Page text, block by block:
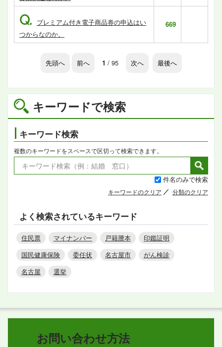
キーワードで検索
キーワード検索
複数のキーワードをスペースで区切って検索できます。
件名のみで検索
キーワードのクリア 分類のクリア
よく検索されているキーワード
住民票 マイナンバー 戸籍謄本
印鑑証明
国民健康保険
委任状 名古屋市
がん検診
名古屋
選挙
Q. プレミアム付き電子商品券の申込はい
つからなのか。
669
先頭へ 前へ 1 / 95 次へ 最後へ
お問い合わせ方法